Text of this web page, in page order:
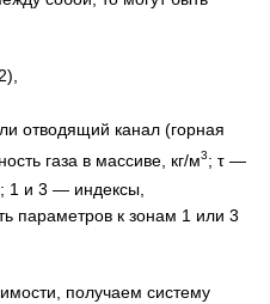
отводящий канал (горная
газа в массиве, кг/м3; τ —
1 и 3 — индексы,
параметров к зонам 1 или 3
получаем систему